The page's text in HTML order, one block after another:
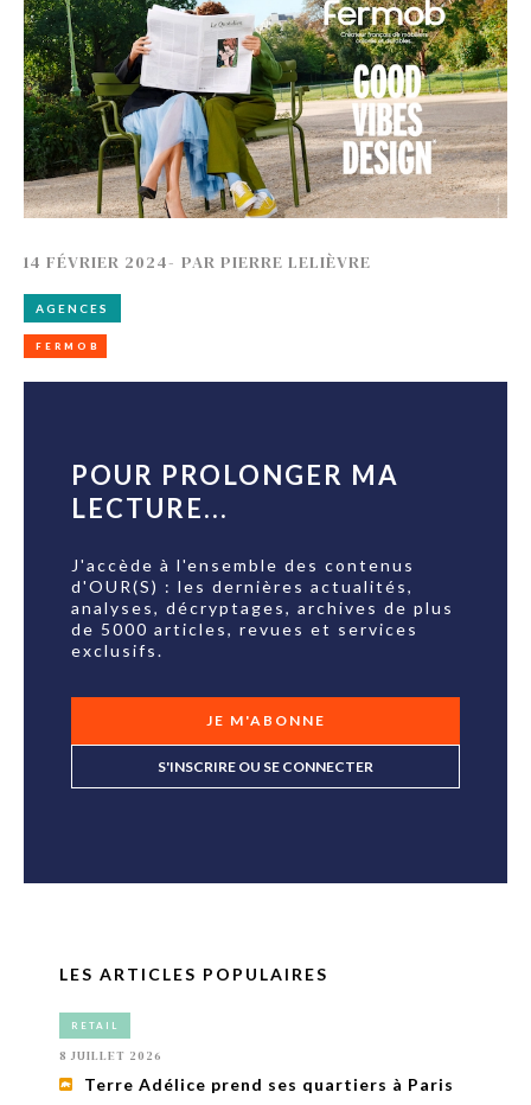
14 FÉVRIER 2024- PAR PIERRE LELIÈVRE
AGENCES
FERMOB
POUR PROLONGER MA
LECTURE...
J'accède à l'ensemble des contenus
d'OUR(S) : les dernières actualités,
analyses, décryptages, archives de plus
de 5000 articles, revues et services
exclusifs.
JE M'ABONNE
S'INSCRIRE OU SE CONNECTER
LES ARTICLES POPULAIRES
RETAIL
8 JUILLET 2026
Terre Adélice prend ses quartiers à Paris